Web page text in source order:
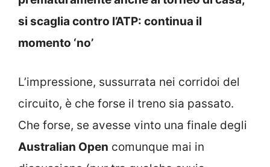
si scaglia contro l’ATP: continua il
momento ‘no’
L’impressione, sussurrata nei corridoi del
circuito, è che forse il treno sia passato.
Che forse, se avesse vinto una finale degli
Australian Open comunque mai in